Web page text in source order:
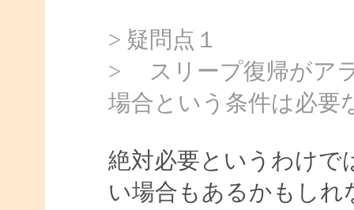
> 疑問点１
> スリープ復帰がア
場合という条件は必要
絶対必要というわけで
い場合もあるかもし